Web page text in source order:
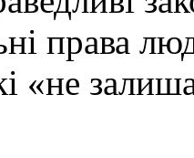
права
«не